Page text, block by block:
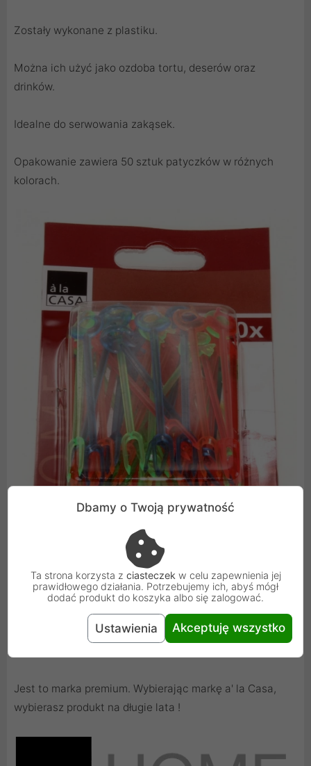
Zostały wykonane z plastiku.
Można ich użyć jako ozdoba tortu, deserów oraz
drinków.
Idealne do serwowania zakąsek.
Opakowanie zawiera 50 sztuk patyczków w różnych
kolorach.
Jest to marka premium. Wybierając markę a' la Casa,
wybierasz produkt na długie lata !
Dbamy o Twoją prywatność
Ta strona korzysta z ciasteczek w celu zapewnienia jej
prawidłowego działania. Potrzebujemy ich, abyś mógł
dodać produkt do koszyka albo się zalogować.
Ustawienia Akceptuję wszystko